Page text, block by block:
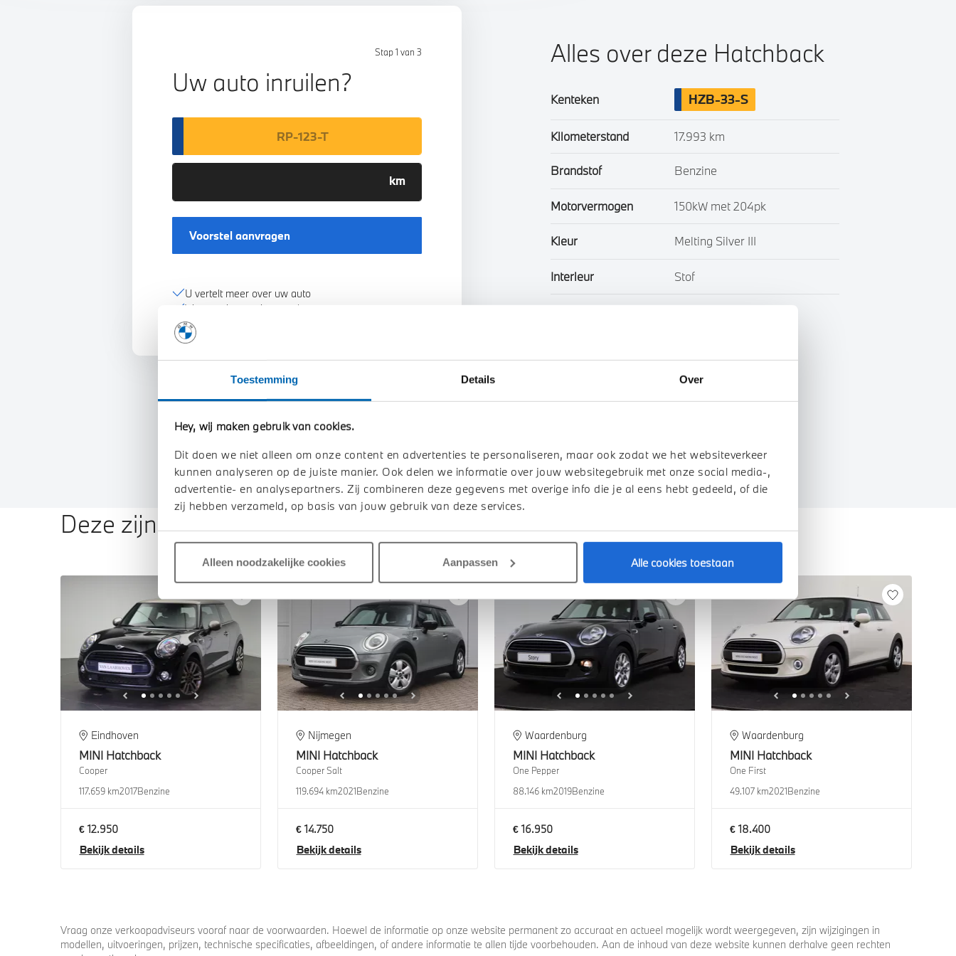
Toestemming Details Over
Hey, wij maken gebruik van cookies.
Dit doen we niet alleen om onze content en advertenties te personaliseren, maar ook zodat we het websiteverkeer
kunnen analyseren op de juiste manier. Ook delen we informatie over jouw websitegebruik met onze social media-,
advertentie- en analysepartners. Zij combineren deze gegevens met overige info die je al eens hebt gedeeld, of die
zij hebben verzameld, op basis van jouw gebruik van deze services.
Alleen noodzakelijke cookies Aanpassen Alle cookies toestaan
Stap 1 van 3
Uw auto inruilen?
Voorstel aanvragen
U vertelt meer over uw auto
We verrekenen de waarde van uw auto
Alles over deze Hatchback
Kenteken HZB-33-S
Kilometerstand 17.993 km
Brandstof Benzine
Motorvermogen 150kW met 204pk
Kleur Melting Silver III
Interieur Stof
Deze zijn vergelijkbaar
Eindhoven
MINI Hatchback
Cooper
117.659 km2017Benzine
€ 12.950
Bekijk details
Nijmegen
MINI Hatchback
Cooper Salt
119.694 km2021Benzine
€ 14.750
Bekijk details
Waardenburg
MINI Hatchback
One Pepper
88.146 km2019Benzine
€ 16.950
Bekijk details
Waardenburg
MINI Hatchback
One First
49.107 km2021Benzine
€ 18.400
Bekijk details
Vraag onze verkoopadviseurs vooraf naar de voorwaarden. Hoewel de informatie op onze website permanent zo accuraat en actueel mogelijk wordt weergegeven, zijn wijzigingen in
modellen, uitvoeringen, prijzen, technische specificaties, afbeeldingen, of andere informatie te allen tijde voorbehouden. Aan de inhoud van deze website kunnen derhalve geen rechten